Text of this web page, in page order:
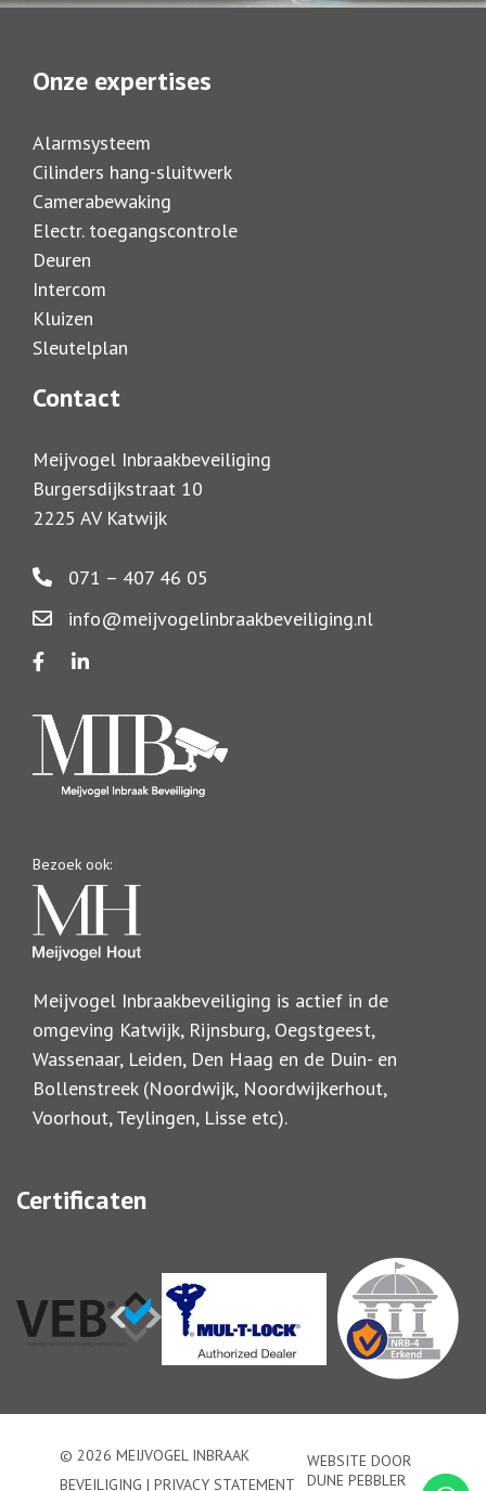
Onze expertises
Alarmsysteem
Cilinders hang-sluitwerk
Camerabewaking
Electr. toegangscontrole
Deuren
Intercom
Kluizen
Sleutelplan
Contact
Meijvogel Inbraakbeveiliging
Burgersdijkstraat 10
2225 AV Katwijk
071 – 407 46 05
info@meijvogelinbraakbeveiliging.nl
Bezoek ook:
Meijvogel Inbraakbeveiliging is actief in de
omgeving Katwijk, Rijnsburg, Oegstgeest,
Wassenaar, Leiden, Den Haag en de Duin- en
Bollenstreek (Noordwijk, Noordwijkerhout,
Voorhout, Teylingen, Lisse etc).
Certificaten
© 2026 MEIJVOGEL INBRAAK
BEVEILIGING | PRIVACY STATEMENT
WEBSITE DOOR
DUNE PEBBLER